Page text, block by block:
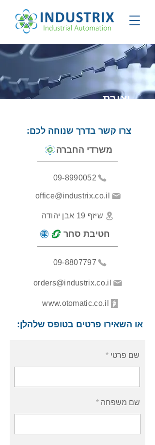
יצירת
צרו קשר בדרך שנוחה לכם:
משרדי החברה
09-8990052
שיזף 19 אבן יהודה
office@industrix.co.il
חטיבת סחר
09-8807797
orders@industrix.co.il
www.otomatic.co.il
או השאירו פרטים בטופס שלהלן:
שם פרטי
שם משפחה